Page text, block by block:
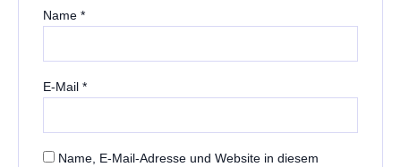
Name *
E-Mail *
Name, E-Mail-Adresse und Website in diesem